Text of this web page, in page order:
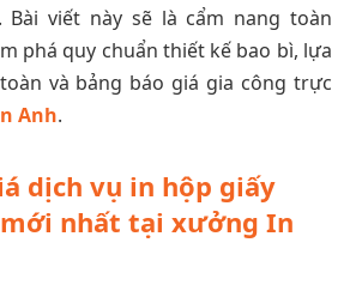
Bài viết này sẽ là cẩm nang toàn
phá quy chuẩn thiết kế bao bì, lựa
và bảng báo giá gia công trực
Anh.
dịch vụ in hộp giấy
nhất tại xưởng In